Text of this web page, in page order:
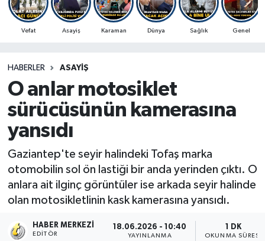
Vefat Asayiş Karaman Dünya Sağlık Genel
HABERLER ASAYIŞ
O anlar motosiklet
sürücüsünün kamerasına
yansıdı
Gaziantep'te seyir halindeki Tofaş marka
otomobilin sol ön lastiği bir anda yerinden çıktı. O
anlara ait ilginç görüntüler ise arkada seyir halinde
olan motosikletlinin kask kamerasına yansıdı.
HABER MERKEZI
EDITÖR
18.06.2026 - 10:40
YAYINLANMA
1 DK
OKUNMA SÜRESI
Spor Haberleri
Ulusal Haberler
Vefat Edenler